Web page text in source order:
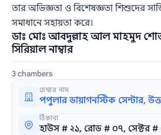
তার অভিজ্ঞতা ও বিশেষজ্ঞতা শিশুদের
সমাধানে সহায়তা করে।
ডাঃ মোঃ আবদুল্লাহ আল মাহমুদ
সিরিয়াল নাম্বার
3 chambers
চেম্বার নাম
পপুলার ডায়াগনস্টিক সেন্টার,
ঠিকানা
হাউস # ২১, রোড # ০৭, সেক্টর #